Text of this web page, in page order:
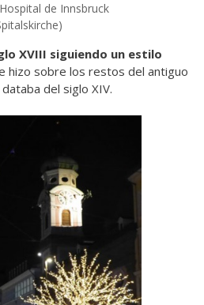
de Innsbruck
XVIII siguiendo un estilo
hizo sobre los restos del antiguo
del siglo XIV.